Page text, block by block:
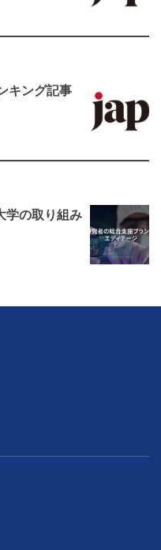
キング記事
学の取り組み